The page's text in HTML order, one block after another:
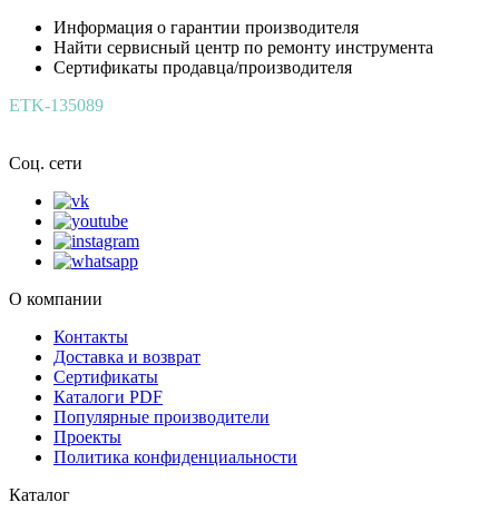
Информация о гарантии производителя
Найти сервисный центр по ремонту инструмента
Сертификаты продавца/производителя
ETK-135089
Соц. сети
О компании
Контакты
Доставка и возврат
Сертификаты
Каталоги PDF
Популярные производители
Проекты
Политика конфиденциальности
Каталог